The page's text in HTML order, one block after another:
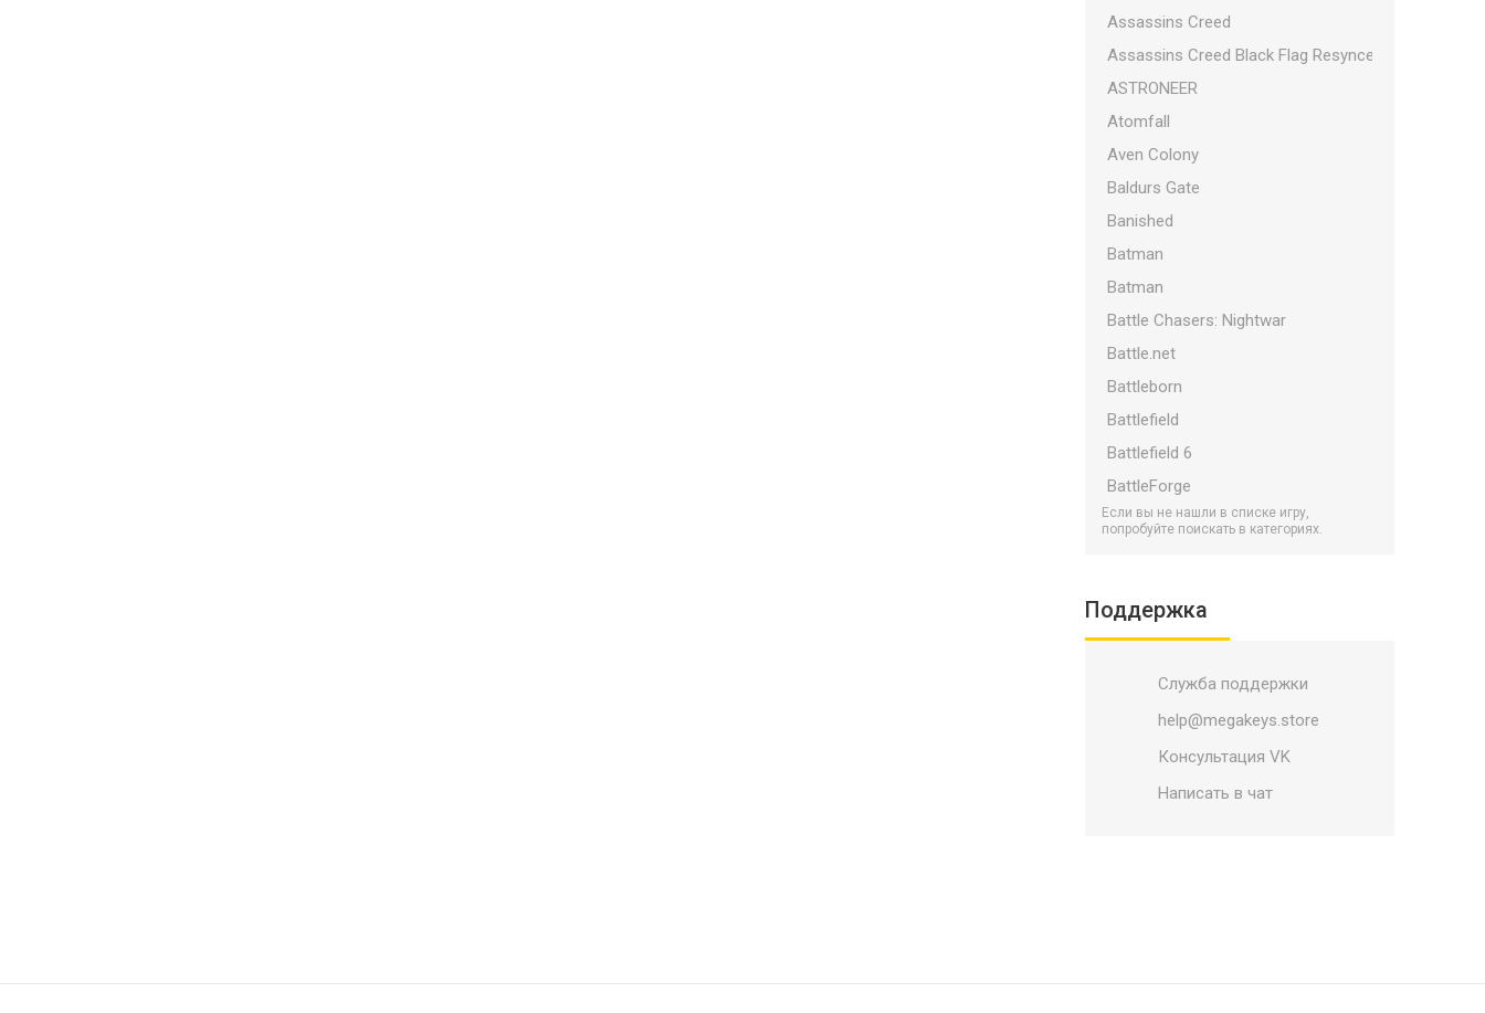
Assassins Creed
Assassins Creed Black Flag Resynced
ASTRONEER
Atomfall
Aven Colony
Baldurs Gate
Banished
Batman
Batman
Battle Chasers: Nightwar
Battle.net
Battleborn
Battlefield
Battlefield 6
BattleForge
Battlerite
Bayonetta
BioShock
Black Mirror
Blacksad: Under the Skin
Blade and Soul
Borderlands
Если вы не нашли в списке игру,
попробуйте поискать в категориях.
Поддержка
Служба поддержки
help@megakeys.store
Консультация VK
Написать в чат